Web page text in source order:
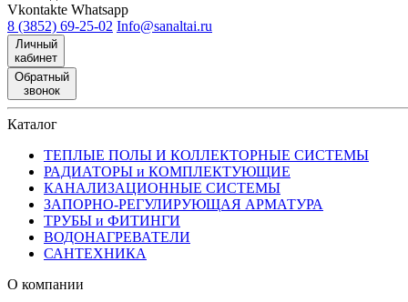
Vkontakte Whatsapp
8 (3852) 69-25-02 Info@sanaltai.ru
Личный
кабинет
Обратный
звонок
Каталог
ТЕПЛЫЕ ПОЛЫ И КОЛЛЕКТОРНЫЕ СИСТЕМЫ
РАДИАТОРЫ и КОМПЛЕКТУЮЩИЕ
КАНАЛИЗАЦИОННЫЕ СИСТЕМЫ
ЗАПОРНО-РЕГУЛИРУЮЩАЯ АРМАТУРА
ТРУБЫ и ФИТИНГИ
ВОДОНАГРЕВАТЕЛИ
САНТЕХНИКА
О компании